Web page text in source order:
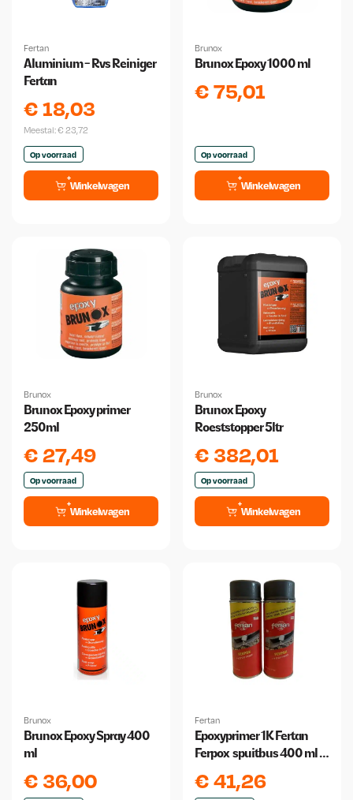
Fertan
Aluminium - Rvs Reiniger
Fertan
€18,03
Meestal:€ 23,72
Op voorraad
Winkelwagen
Brunox
Brunox Epoxy 1000 ml
€75,01
Op voorraad
Winkelwagen
Brunox
Brunox Epoxy primer
250ml
€27,49
Op voorraad
Winkelwagen
Brunox
Brunox Epoxy
Roeststopper 5ltr
€ 382,01
Op voorraad
Winkelwagen
Brunox
Brunox Epoxy Spray 400
ml
€ 36,00
Fertan
Epoxyprimer 1K Fertan
Ferpox spuitbus 400 ml 2
€41,26